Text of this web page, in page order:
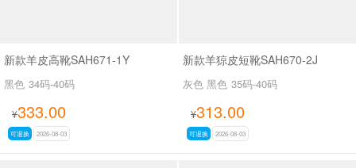
新款羊皮高靴SAH671-1Y
黑色 34码-40码
¥333.00
可退换 2026-08-03
新款羊猄皮短靴SAH670-2J
灰色 黑色 35码-40码
¥313.00
可退换 2026-08-03